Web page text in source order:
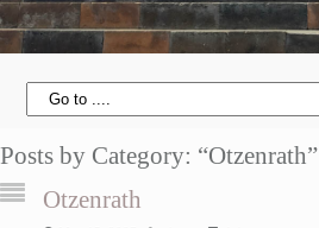
Posts by Category: “Otzenrath”
Otzenrath